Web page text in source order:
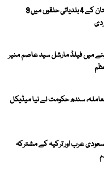
الیکشن کمیشن نے بلوچستان کے 4 بلدیاتی حلقوں میں 9
میں فیلڈ مارشل سید عاصم منیر
سندھ حکومت نے نیا میڈیکل
عرب اور ترکیہ کے مشترکہ